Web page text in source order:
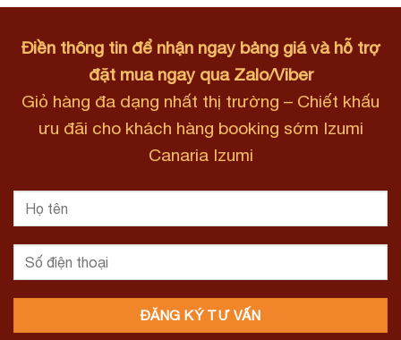
Điền thông tin để nhận ngay bảng giá và hỗ trợ
đặt mua ngay qua Zalo/Viber
Giỏ hàng đa dạng nhất thị trường – Chiết khấu
ưu đãi cho khách hàng booking sớm Izumi
Canaria Izumi